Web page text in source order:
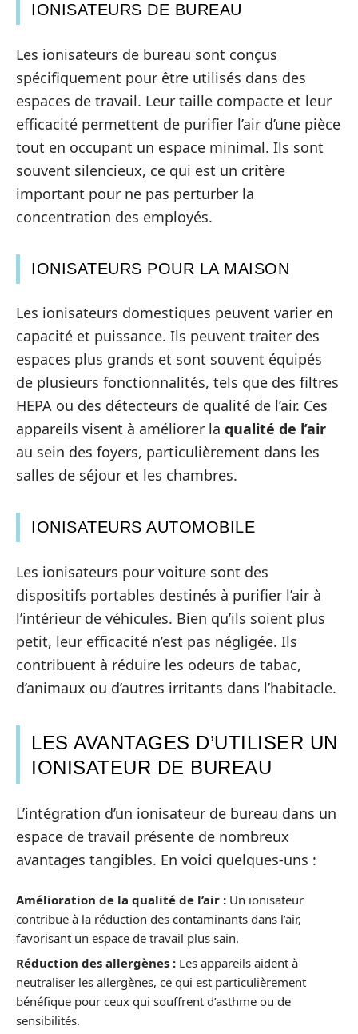
IONISATEURS DE BUREAU
Les ionisateurs de bureau sont conçus
spécifiquement pour être utilisés dans des
espaces de travail. Leur taille compacte et leur
efficacité permettent de purifier l’air d’une pièce
tout en occupant un espace minimal. Ils sont
souvent silencieux, ce qui est un critère
important pour ne pas perturber la
concentration des employés.
IONISATEURS POUR LA MAISON
Les ionisateurs domestiques peuvent varier en
capacité et puissance. Ils peuvent traiter des
espaces plus grands et sont souvent équipés
de plusieurs fonctionnalités, tels que des filtres
HEPA ou des détecteurs de qualité de l’air. Ces
appareils visent à améliorer la qualité de l’air
au sein des foyers, particulièrement dans les
salles de séjour et les chambres.
IONISATEURS AUTOMOBILE
Les ionisateurs pour voiture sont des
dispositifs portables destinés à purifier l’air à
l’intérieur de véhicules. Bien qu’ils soient plus
petit, leur efficacité n’est pas négligée. Ils
contribuent à réduire les odeurs de tabac,
d’animaux ou d’autres irritants dans l’habitacle.
LES AVANTAGES D’UTILISER UN
IONISATEUR DE BUREAU
L’intégration d’un ionisateur de bureau dans un
espace de travail présente de nombreux
avantages tangibles. En voici quelques-uns :
Amélioration de la qualité de l’air : Un ionisateur
contribue à la réduction des contaminants dans l’air,
favorisant un espace de travail plus sain.
Réduction des allergènes : Les appareils aident à
neutraliser les allergènes, ce qui est particulièrement
bénéfique pour ceux qui souffrent d’asthme ou de
sensibilités.